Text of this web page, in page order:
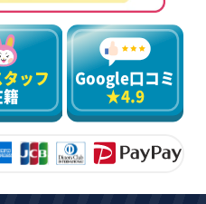
ッフ
Google口コミ
★4.9